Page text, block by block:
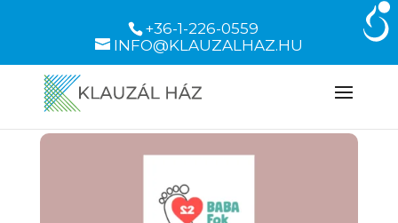
+36-1-226-0559
INFO@KLAUZALHAZ.HU